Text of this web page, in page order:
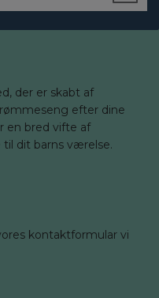
der er skabt af
efter dine
en bred vifte af
til dit barns værelse.
kontaktformular vi